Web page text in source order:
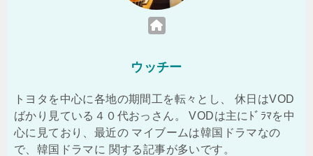
ウッチー
トヨタを中心に各地の期間工を転々とし、 休日はVOD
ばかり見ている４０代おっさん。 VODは主にﾄﾞﾗﾏを中
心に見ており、最近の マイブームは韓国ドラマなの
で、韓国ドラマに 関する記事が多いです。